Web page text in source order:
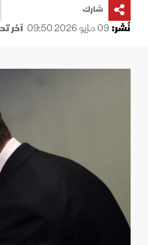
شارك
نُشر:09 مايو 2026 09:50 آخر